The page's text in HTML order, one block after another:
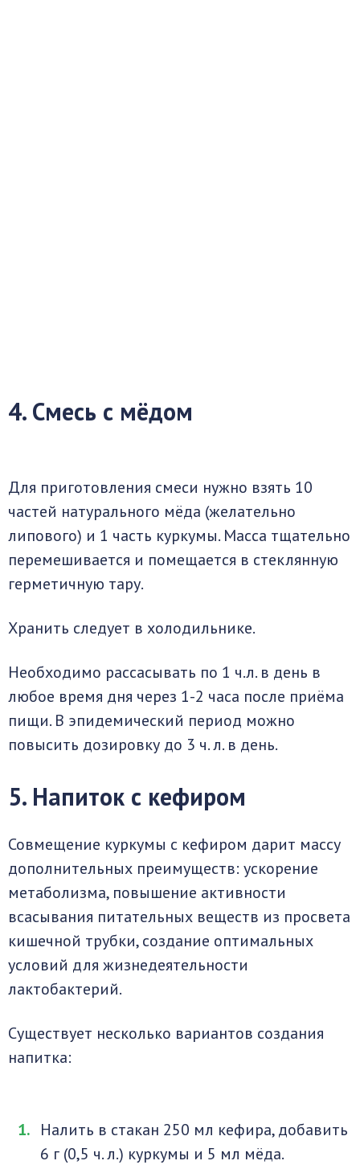
4. Смесь с мёдом
Для приготовления смеси нужно взять 10
частей натурального мёда (желательно
липового) и 1 часть куркумы. Масса тщательно
перемешивается и помещается в стеклянную
герметичную тару.
Хранить следует в холодильнике.
Необходимо рассасывать по 1 ч.л. в день в
любое время дня через 1-2 часа после приёма
пищи. В эпидемический период можно
повысить дозировку до 3 ч. л. в день.
5. Напиток с кефиром
Совмещение куркумы с кефиром дарит массу
дополнительных преимуществ: ускорение
метаболизма, повышение активности
всасывания питательных веществ из просвета
кишечной трубки, создание оптимальных
условий для жизнедеятельности
лактобактерий.
Существует несколько вариантов создания
напитка:
Налить в стакан 250 мл кефира, добавить
6 г (0,5 ч. л.) куркумы и 5 мл мёда.